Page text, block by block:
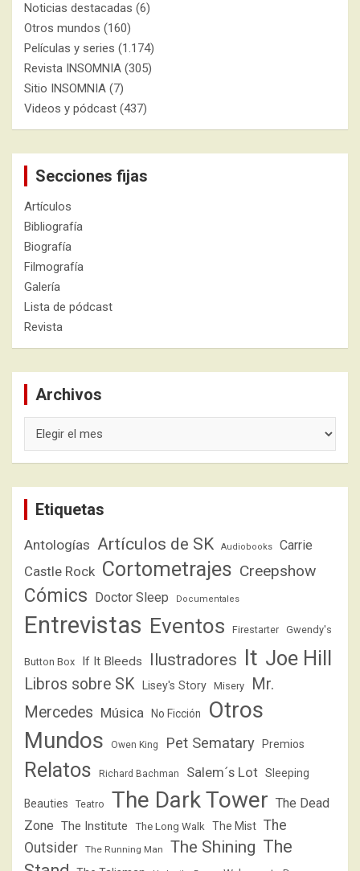
Noticias destacadas (6)
Otros mundos (160)
Películas y series (1.174)
Revista INSOMNIA (305)
Sitio INSOMNIA (7)
Videos y pódcast (437)
Secciones fijas
Artículos
Bibliografía
Biografía
Filmografía
Galería
Lista de pódcast
Revista
Archivos
Etiquetas
Antologías Artículos de SK Audiobooks Carrie
Castle Rock Cortometrajes Creepshow
Cómics Doctor Sleep Documentales
Entrevistas Eventos Firestarter Gwendy's
Button Box If It Bleeds Ilustradores It Joe Hill
Libros sobre SK Lisey's Story Misery
Mr.
Mercedes Música No Ficción
Otros
Mundos
Owen King Pet Sematary Premios
Relatos Richard Bachman Salem´s Lot Sleeping
Beauties Teatro The Dark Tower The Dead
Zone The Institute The Long Walk The Mist The
Outsider
The Running Man The Shining The